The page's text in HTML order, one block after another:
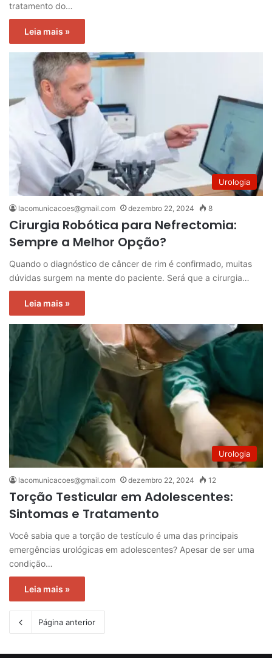
tratamento do…
Leia mais »
Urologia
lacomunicacoes@gmail.com dezembro 22, 2024 8
Cirurgia Robótica para Nefrectomia:
Sempre a Melhor Opção?
Quando o diagnóstico de câncer de rim é confirmado, muitas
dúvidas surgem na mente do paciente. Será que a cirurgia…
Leia mais »
Urologia
lacomunicacoes@gmail.com dezembro 22, 2024 12
Torção Testicular em Adolescentes:
Sintomas e Tratamento
Você sabia que a torção de testículo é uma das principais
emergências urológicas em adolescentes? Apesar de ser uma
condição…
Leia mais »
Página anterior